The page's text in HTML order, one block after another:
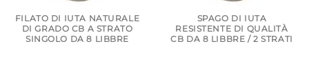
FILATO DI IUTA NATURALE
DI GRADO CB A STRATO
SINGOLO DA 8 LIBBRE
SPAGO DI IUTA
RESISTENTE DI QUALITÀ
CB DA 8 LIBBRE / 2 STRATI